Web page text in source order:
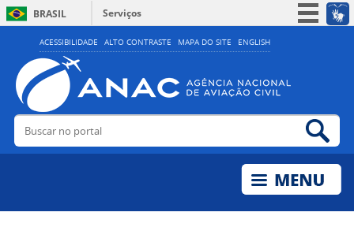
ACESSIBILIDADE ALTO CONTRASTE MAPA DO SITE ENGLISH
BRASIL
Serviços
Simplifique!
Acesso à informação
Legislação
Buscar no portal